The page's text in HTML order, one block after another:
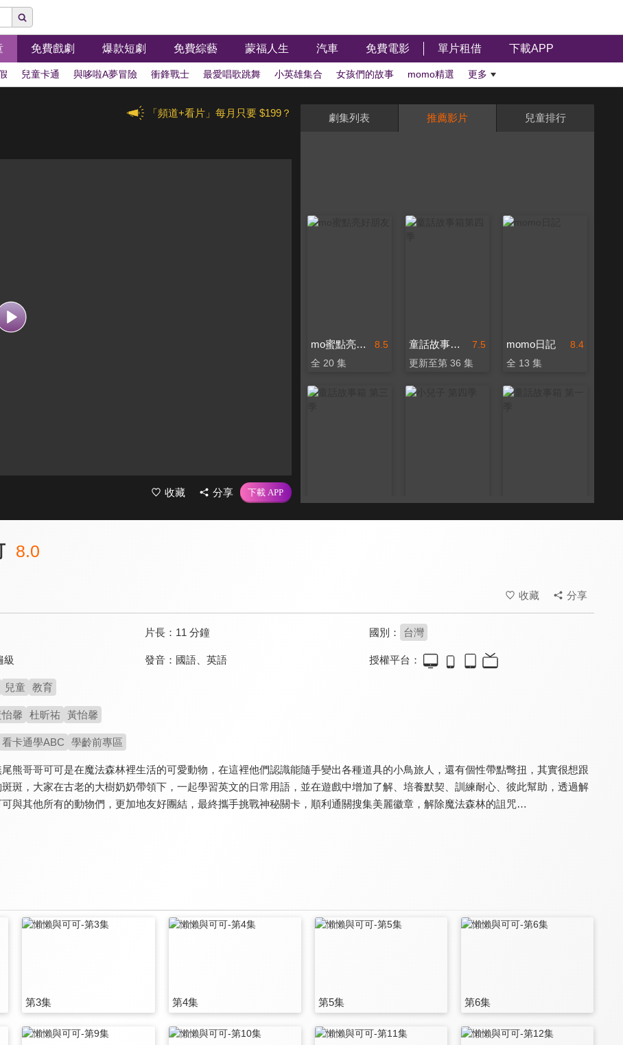
免費戲劇 爆款短劇 免費綜藝 蒙福人生 汽車 免費電影 單片租借 下載APP
兒童卡通 與哆啦A夢冒險 衝鋒戰士 最愛唱歌跳舞 小英雄集合 女孩們的故事 momo精選 更多
「頻道+看片」每月只要 $199？
收藏 分享
劇集列表 推薦影片 兒童排行
8.5
mo蜜點亮好朋友
全 20 集
7.5
童話故事箱第四季
更新至第 36 集
8.4
momo日記
全 13 集
8.0
收藏 分享
片長： 11 分鐘 國別： 台灣
級 發音： 國語、 英語 授權平台：
兒童 教育
馨 杜昕祐 黃怡馨
看卡通學ABC 學齡前專區
熊哥哥可可是在魔法森林裡生活的可愛動物，在這裡他們認識能隨手變出各種道具的小鳥旅人，還有個性帶點彆扭，其實很想跟
斑，大家在古老的大樹奶奶帶領下，一起學習英文的日常用語，並在遊戲中增加了解、培養默契、訓練耐心、彼此幫助，透過解
與其他所有的動物們，更加地友好團結，最終攜手挑戰神秘關卡，順利通關搜集美麗徽章，解除魔法森林的詛咒…
第3集 第4集 第5集 第6集